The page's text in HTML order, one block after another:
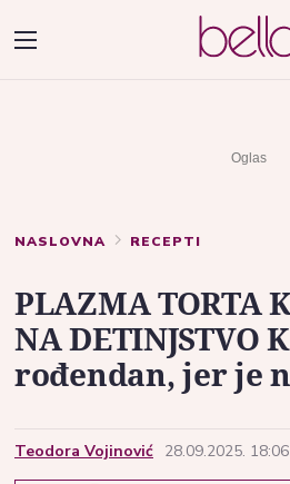
NASLOVNA RECEPTI
PLAZMA TORTA
NA DETINJSTVO
rođendan, jer je
Teodora Vojinović 28.09.2025. 18:06